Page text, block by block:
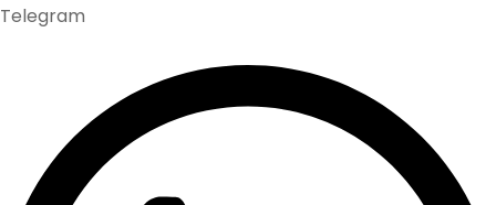
Telegram